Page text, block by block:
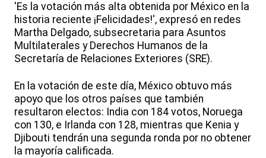
'Es la votación más alta obtenida por México en la
historia reciente ¡Felicidades!', expresó en redes
Martha Delgado, subsecretaria para Asuntos
Multilaterales y Derechos Humanos de la
Secretaría de Relaciones Exteriores (SRE).
En la votación de este día, México obtuvo más
apoyo que los otros países que también
resultaron electos: India con 184 votos, Noruega
con 130, e Irlanda con 128, mientras que Kenia y
Djibouti tendrán una segunda ronda por no obtener
la mayoría calificada.